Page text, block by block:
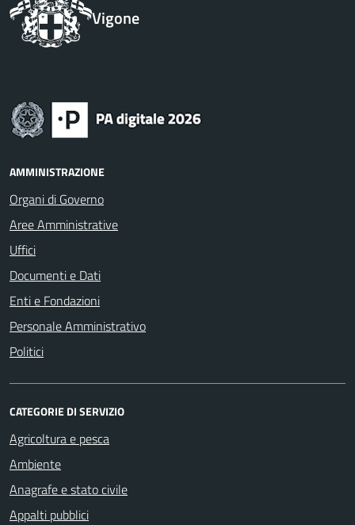
Vigone
AMMINISTRAZIONE
Organi di Governo
Aree Amministrative
Uffici
Documenti e Dati
Enti e Fondazioni
Personale Amministrativo
Politici
CATEGORIE DI SERVIZIO
Agricoltura e pesca
Ambiente
Anagrafe e stato civile
Appalti pubblici